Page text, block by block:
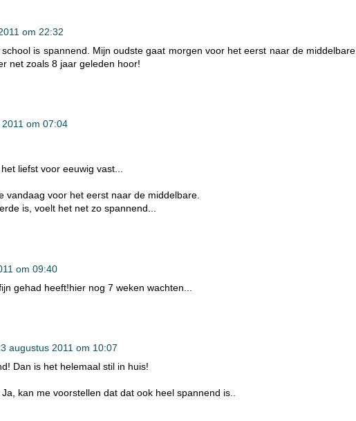
om 22:32
is spannend. Mijn oudste gaat morgen voor het eerst naar de middelbare
net zoals 8 jaar geleden hoor!
om 07:04
liefst voor eeuwig vast...
vandaag voor het eerst naar de middelbare.
is, voelt het net zo spannend...
om 09:40
gehad heeft!hier nog 7 weken wachten...
augustus 2011 om 10:07
Dan is het helemaal stil in huis!
kan me voorstellen dat dat ook heel spannend is..